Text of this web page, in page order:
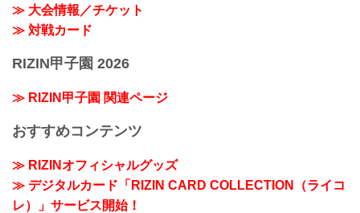
≫ 大会情報／チケット
≫ 対戦カード
RIZIN甲子園 2026
≫ RIZIN甲子園 関連ページ
おすすめコンテンツ
≫ RIZINオフィシャルグッズ
≫ デジタルカード「RIZIN CARD COLLECTION（ライコ
レ）」サービス開始！